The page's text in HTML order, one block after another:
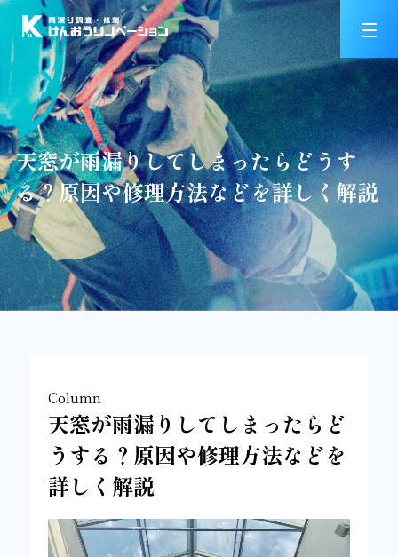
天窓が雨漏りしてしまったらどうす
る？原因や修理方法などを詳しく解説
Column
天窓が雨漏りしてしまったらど
うする？原因や修理方法などを
詳しく解説